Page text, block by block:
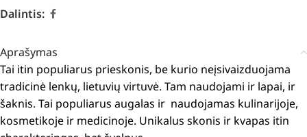
Dalintis:
Aprašymas
Tai itin populiarus prieskonis, be kurio neįsivaizduojama
tradicinė lenkų, lietuvių virtuvė. Tam naudojami ir lapai, ir
šaknis. Tai populiarus augalas ir naudojamas kulinarijoje,
kosmetikoje ir medicinoje. Unikalus skonis ir kvapas itin